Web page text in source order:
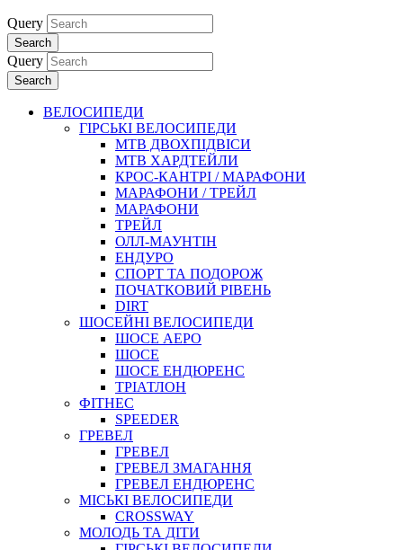
Query
Search
Query
Search
ВЕЛОСИПЕДИ
ГІРСЬКІ ВЕЛОСИПЕДИ
MTB ДВОХПIДВIСИ
MTB ХАРДТЕЙЛИ
КРОС-КАНТРI / МАРАФОНИ
МАРАФОНИ / ТРЕЙЛ
МАРАФОНИ
ТРЕЙЛ
ОЛЛ-МАУНТIН
ЕНДУРО
СПОРТ ТА ПОДОРОЖ
ПОЧАТКОВИЙ РIВЕНЬ
DIRT
ШОСЕЙНІ ВЕЛОСИПЕДИ
ШОСЕ АЕРО
ШОСЕ
ШОСЕ ЕНДЮРЕНС
ТРІАТЛОН
ФІТНЕС
SPEEDER
ГРЕВЕЛ
ГРЕВЕЛ
ГРЕВЕЛ ЗМАГАННЯ
ГРЕВЕЛ ЕНДЮРЕНС
МІСЬКІ ВЕЛОСИПЕДИ
CROSSWAY
МОЛОДЬ ТА ДІТИ